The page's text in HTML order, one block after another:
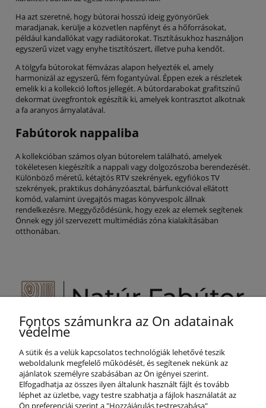
Ha azt szeretné, hogy bútorai hosszú ideig gyönyörűek
maradjanak, kerülje a közvetlen napfényt és a hőforrásokat,
például kandallókat vagy radiátorokat. Tisztításukhoz használjon
egyszerű vizet vagy enyhe tisztítószert, illetve puha kendőt.
A tölgyfa bútorokat fémvázas alapon helyezték el, amely
harmonizál az egyszerű, fém fogantyúval. Éppen ezek a részletek
emelik ki a kollekció loftos jellegét. A bútordarabokat grafitszínű
dekormat üvegfrontok egészítik ki, amelyek kontrasztot alkotnak
a fa aranyos árnyalatával.
Fabútorok nappaliba
A kollekcióban számos olyan bútorelem található, amelyek
tökéletesen kiegészítik a nappali vagy dolgozószoba berendezését.
Különböző méretű, kétajtós RTV szekrények, egyfiókos TV
szekrények, praktikus dohányzóasztal, bárfunkcióval ellátott
komód, valamint üvegajtós magas könyvespolc állnak
rendelkezésre. Meggyőződésünk, hogy ezek az elemek segítenek
Önnek egy jól szervezett multimédiás zóna kialakításában
otthonában.
Segítünk Önnek!
info@naturfabutor.hu
SEGÍTSÉG
Fontos számunkra az Ön adatainak
védelme
A sütik és a velük kapcsolatos technológiák lehetővé teszik
weboldalunk megfelelő működését, és segítenek nekünk az
ajánlatok személyre szabásában az Ön igényei szerint.
Elfogadhatja az összes ilyen általunk használt fájlt és tovább
léphet az üzletbe, vagy testre szabhatja a fájlok használatát az
Ön preferenciái szerint a "Hozzájárulás testreszabása"